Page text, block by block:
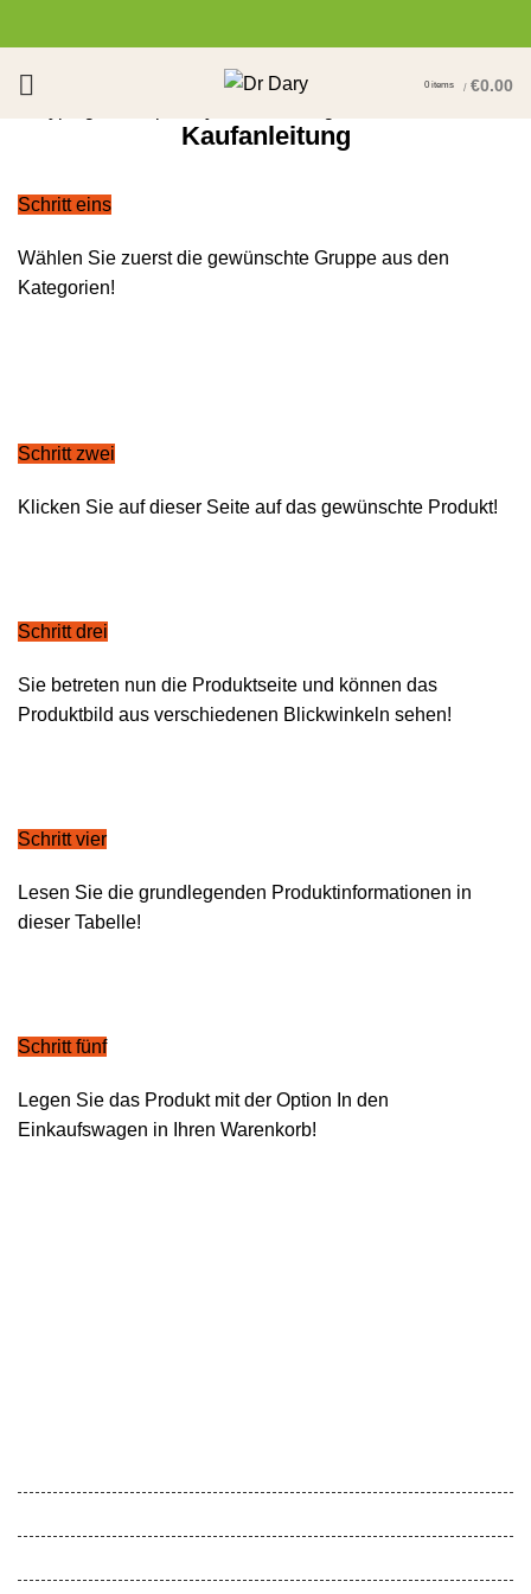
0 items / €0.00
Kaufanleitung
Schritt eins
Wählen Sie zuerst die gewünschte Gruppe aus den
Kategorien!
Schritt zwei
Klicken Sie auf dieser Seite auf das gewünschte Produkt!
Schritt drei
Sie betreten nun die Produktseite und können das
Produktbild aus verschiedenen Blickwinkeln sehen!
Schritt vier
Lesen Sie die grundlegenden Produktinformationen in
dieser Tabelle!
Schritt fünf
Legen Sie das Produkt mit der Option In den
Einkaufswagen in Ihren Warenkorb!